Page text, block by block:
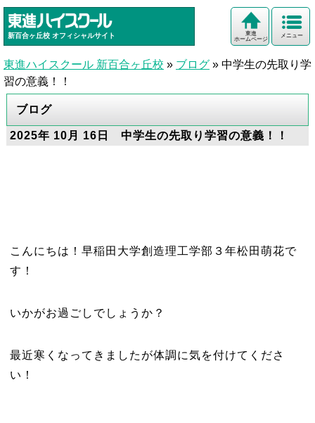
新百合ヶ丘校 オフィシャルサイト メニュー
東進
ホームページ
東進ハイスクール 新百合ヶ丘校 » ブログ » 中学生の先取り学
習の意義！！
ブログ
2025年 10月 16日 中学生の先取り学習の意義！！
こんにちは！早稲田大学創造理工学部３年松田萌花で
す！
いかがお過ごしでしょうか？
最近寒くなってきましたが体調に気を付けてくださ
い！